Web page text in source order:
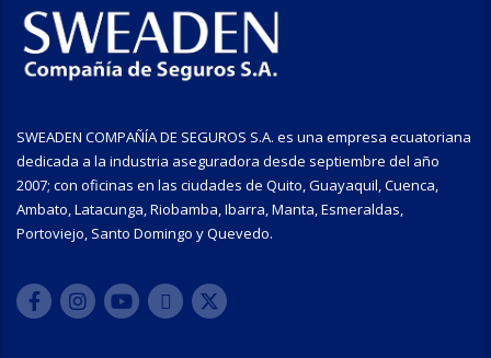
SWEADEN COMPAÑÍA DE SEGUROS S.A. es una empresa ecuatoriana
dedicada a la industria aseguradora desde septiembre del año
2007; con oficinas en las ciudades de Quito, Guayaquil, Cuenca,
Ambato, Latacunga, Riobamba, Ibarra, Manta, Esmeraldas,
Portoviejo, Santo Domingo y Quevedo.